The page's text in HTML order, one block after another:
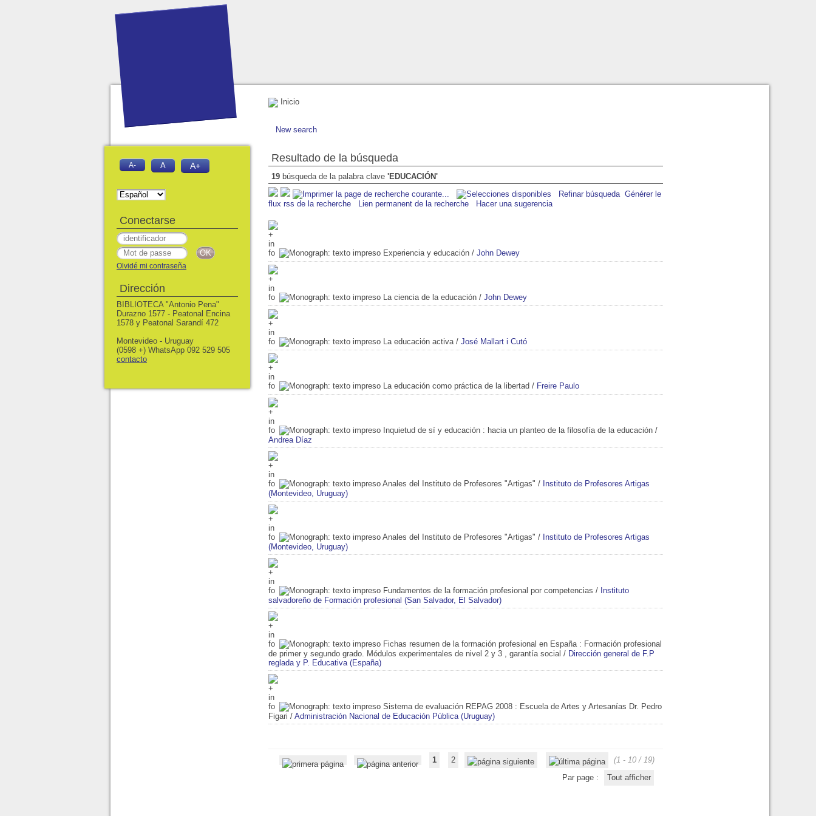
Inicio
New search
Resultado de la búsqueda
19 búsqueda de la palabra clave 'EDUCACIÓN'
Refinar búsqueda Générer le
flux rss de la recherche
Lien permanent de la recherche Hacer una sugerencia
Experiencia y educación / John Dewey
La ciencia de la educación / John Dewey
La educación activa / José Mallart i Cutó
La educación como práctica de la libertad / Freire Paulo
Inquietud de sí y educación : hacia un planteo de la filosofía de la educación /
Andrea Díaz
Anales del Instituto de Profesores "Artigas" / Instituto de Profesores Artigas
(Montevideo, Uruguay)
Anales del Instituto de Profesores "Artigas" / Instituto de Profesores Artigas
(Montevideo, Uruguay)
Fundamentos de la formación profesional por competencias / Instituto
salvadoreño de Formación profesional (San Salvador, El Salvador)
Fichas resumen de la formación profesional en España : Formación profesional
de primer y segundo grado. Módulos experimentales de nivel 2 y 3 , garantía social / Dirección general de F.P
reglada y P. Educativa (España)
Sistema de evaluación REPAG 2008 : Escuela de Artes y Artesanías Dr. Pedro
Figari / Administración Nacional de Educación Pública (Uruguay)
1 2
(1 - 10 / 19)
Par page :
Tout afficher
A- A A+
Conectarse
Olvidé mi contraseña
Dirección
BIBLIOTECA "Antonio Pena"
Durazno 1577 - Peatonal Encina
1578 y Peatonal Sarandí 472
Montevideo - Uruguay
(0598 +) WhatsApp 092 529 505
contacto